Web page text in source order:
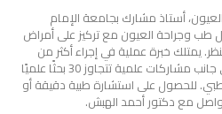
أستاذ مشارك بجامعة الإمام
وجراحة العيون مع تركيز على أمراض
يمتلك خبرة عملية في إجراء أكثر من
10,000 عملية في جراحات العيون، إلى جانب مشاركات علمية تتجاوز 30 بحثًا علميًا
للحصول على استشارة طبية دقيقة أو
مع دكتور أحمد الهبش.